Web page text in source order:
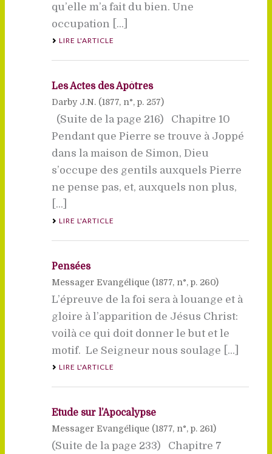
qu’elle m’a fait du bien. Une
occupation [...]
LIRE L'ARTICLE
Les Actes des Apôtres
Darby J.N. (1877, n°, p. 257)
(Suite de la page 216) Chapitre 10
Pendant que Pierre se trouve à Joppé
dans la maison de Simon, Dieu
s’occupe des gentils auxquels Pierre
ne pense pas, et, auxquels non plus,
[...]
LIRE L'ARTICLE
Pensées
Messager Evangélique (1877, n°, p. 260)
L’épreuve de la foi sera à louange et à
gloire à l’apparition de Jésus Christ:
voilà ce qui doit donner le but et le
motif.  Le Seigneur nous soulage [...]
LIRE L'ARTICLE
Etude sur l’Apocalypse
Messager Evangélique (1877, n°, p. 261)
(Suite de la page 233) Chapitre 7